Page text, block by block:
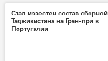
Стал известен состав сборной
Таджикистана на Гран-при в
Португалии